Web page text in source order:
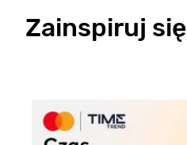
Zainspiruj się